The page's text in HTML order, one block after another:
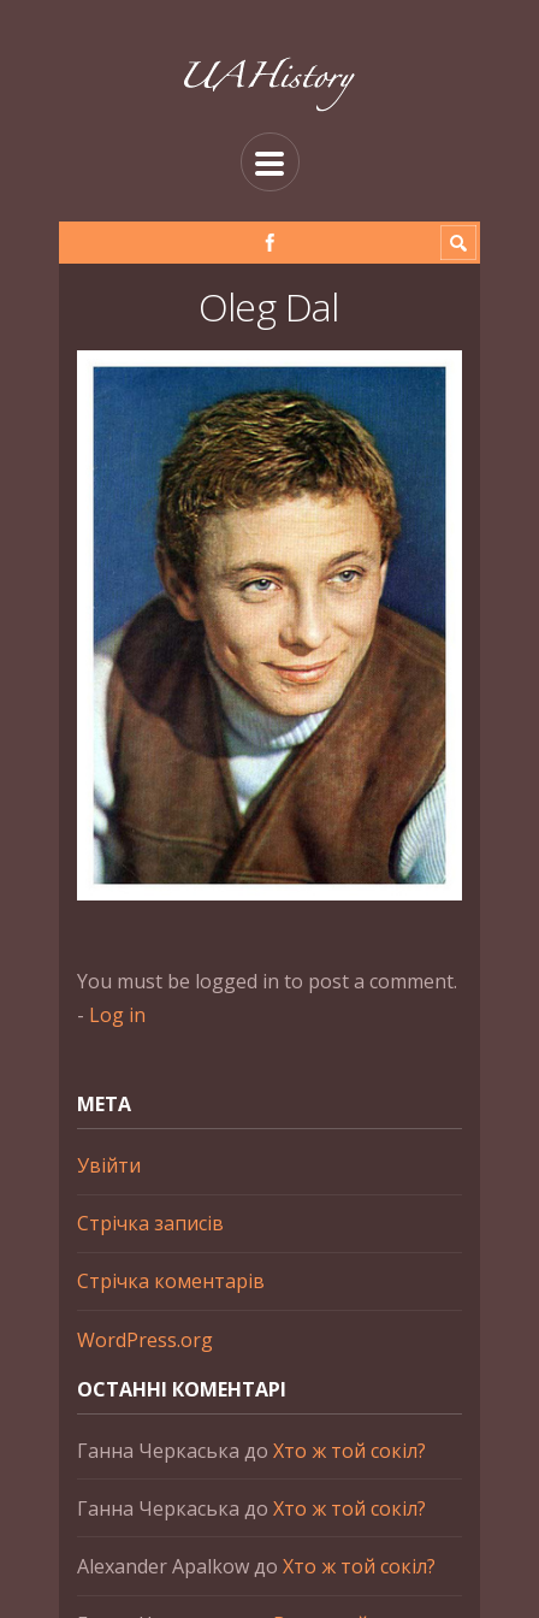
Oleg Dal
You must be logged in to post a comment.
- Log in
МЕТА
Увійти
Стрічка записів
Стрічка коментарів
WordPress.org
ОСТАННІ КОМЕНТАРІ
Ганна Черкаська до Хто ж той сокіл?
Ганна Черкаська до Хто ж той сокіл?
Alexander Apalkowдо Хто ж той сокіл?